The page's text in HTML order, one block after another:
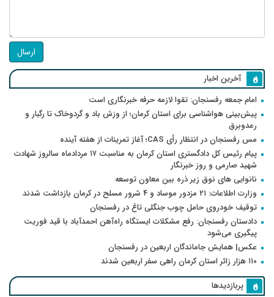
ارسال
آخرین اخبار
امام جمعه رفسنجان: تقوا لازمه حرفه خبرنگاری است
پیش‌بینی هواشناسی برای استان کرمان؛ از وزش باد و گردوخاک تا رگبار و
رعدوبرق
مس رفسنجان در انتظار رأی CAS؛ آغاز تمرینات از هفته آینده
پیام رئیس کل دادگستری استان کرمان به مناسبت ۱۷ مردادماه سالروز شهادت
شهید صارمی و روز خبرنگار
نانوایی های نوق زیر ذره بین معاون توسعه
وزارت اطلاعات: ۲۱ مزدور موساد و ۴ شرور مسلح در کرمان بازداشت شدند
توقیف خودروی حامل چوب جنگلی تاغ در رفسنجان
دادستان رفسنجان: رفع مشکلات ایستگاه راه‌آهن احمدآباد با قید فوریت
پیگیری می‌شود
عکس| همایش جاماندگان اربعین در رفسنجان
۱۱۰ هزار زائر استان کرمان راهی سفر اربعین شدند
پربازدیدها